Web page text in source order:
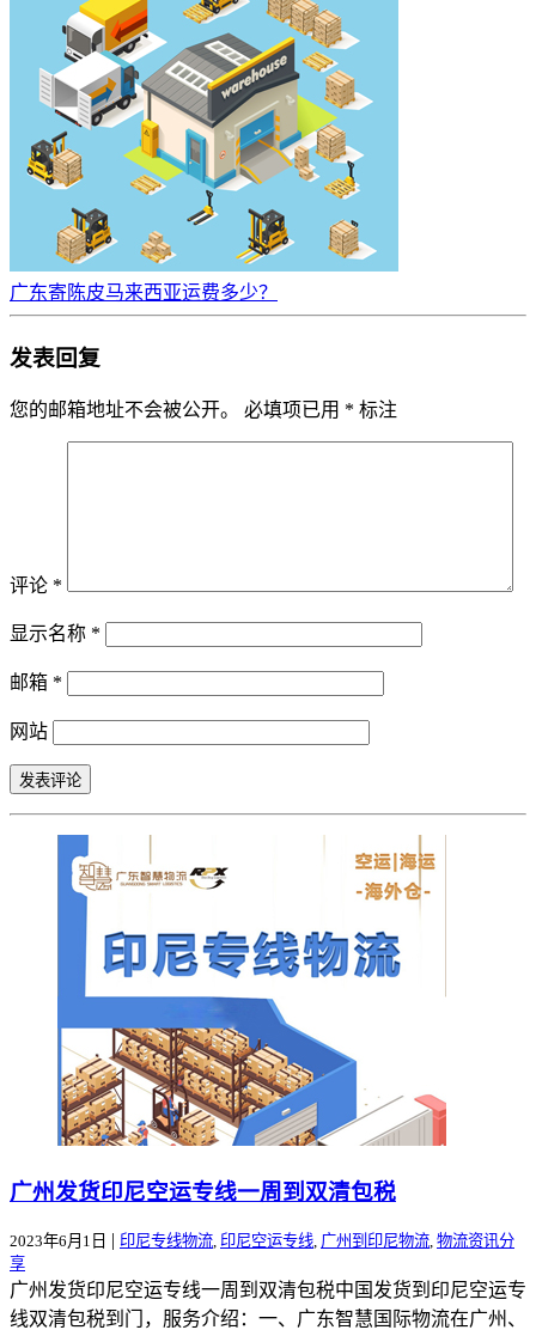
广东寄陈皮马来西亚运费多少？
发表回复
您的邮箱地址不会被公开。 必填项已用 * 标注
评论 *
显示名称 *
邮箱 *
网站
广州发货印尼空运专线一周到双清包税
2023年6月1日 | 印尼专线物流 印尼空运专线 广州到印尼物流 物流资讯分
享
广州发货印尼空运专线一周到双清包税中国发货到印尼空运专
线双清包税到门，服务介绍：一、广东智慧国际物流在广州、